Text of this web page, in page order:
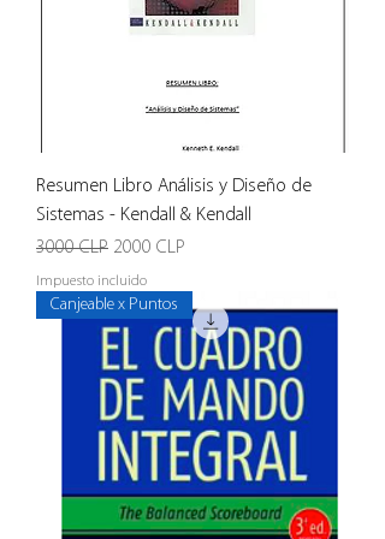
Resumen Libro Análisis y Diseño de
Sistemas - Kendall & Kendall
Precio
3000 CLP Precio de oferta
2000 CLP
Impuesto incluido
Canjeable x Puntos